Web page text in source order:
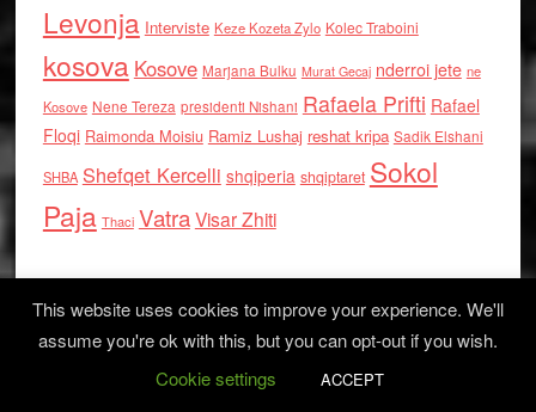
Levonja Interviste Keze Kozeta Zylo Kolec Traboini
kosova Kosove Marjana Bulku Murat Gecaj nderroi jete ne
Kosove Nene Tereza presidenti Nishani Rafaela Prifti Rafael
Floqi Raimonda Moisiu Ramiz Lushaj reshat kripa Sadik Elshani
SHBA Shefqet Kercelli shqiperia shqiptaret Sokol
Paja Thaci VatraVisar Zhiti
Log in
This website uses cookies to improve your experience. We'll
assume you're ok with this, but you can opt-out if you wish.
Cookie settings
ACCEPT